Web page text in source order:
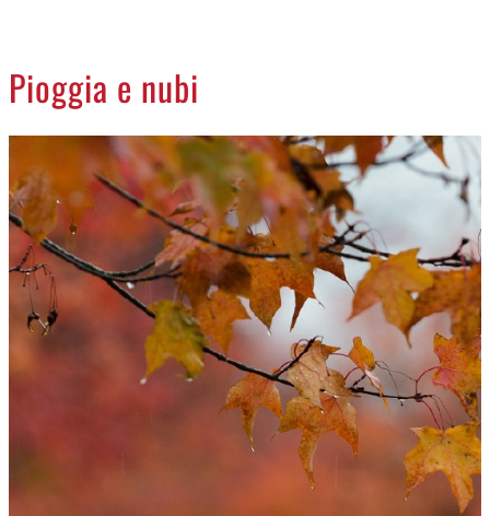
ANIMALI
NECROLOGI
ACCEDI
Pioggia e nubi